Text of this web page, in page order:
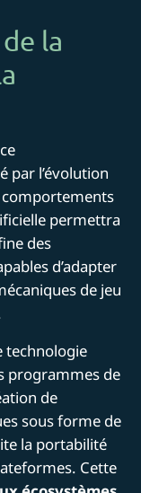
la
par l’évolution
comportements
permettra
des
d’adapter
de jeu
technologie
programmes de
de
sous forme de
la portabilité
Cette